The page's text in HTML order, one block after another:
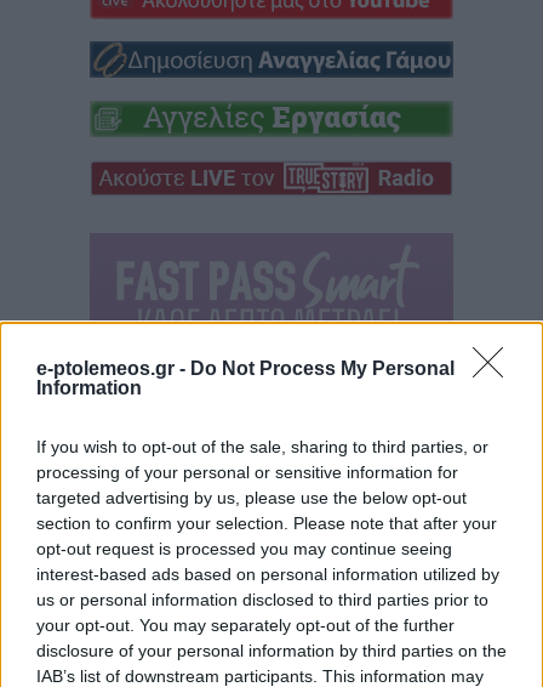
e-ptolemeos.gr - Do Not Process My Personal
Information
If you wish to opt-out of the sale, sharing to third parties, or
processing of your personal or sensitive information for
targeted advertising by us, please use the below opt-out
section to confirm your selection. Please note that after your
opt-out request is processed you may continue seeing
interest-based ads based on personal information utilized by
us or personal information disclosed to third parties prior to
your opt-out. You may separately opt-out of the further
disclosure of your personal information by third parties on the
IAB’s list of downstream participants. This information may